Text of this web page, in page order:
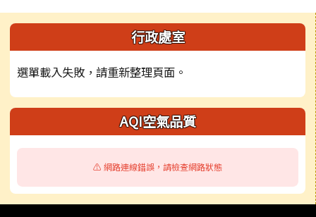
左邊區域內容 行政處室
選單載入失敗，請重新整理頁面。
AQI空氣品質
⚠️ 網路連線錯誤，請檢查網路狀態